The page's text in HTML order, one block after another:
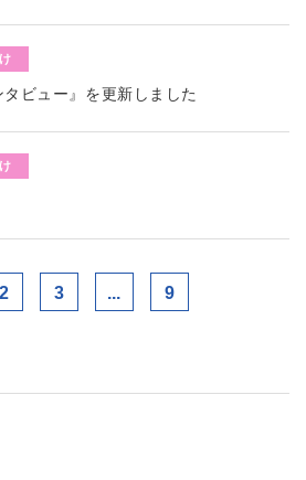
ビュー』を更新しました
2 3 ... 9